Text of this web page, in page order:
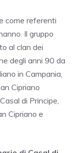
come referenti
Il gruppo
al clan dei
degli anni 90 da
in Campania,
Cipriano
di Principe,
Cipriano e